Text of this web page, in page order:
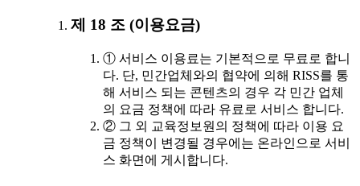
제 18 조 (이용요금)
① 서비스 이용료는 기본적으로 무료로 합니
다. 단, 민간업체와의 협약에 의해 RISS를 통
해 서비스 되는 콘텐츠의 경우 각 민간 업체
의 요금 정책에 따라 유료로 서비스 합니다.
② 그 외 교육정보원의 정책에 따라 이용 요
금 정책이 변경될 경우에는 온라인으로 서비
스 화면에 게시합니다.